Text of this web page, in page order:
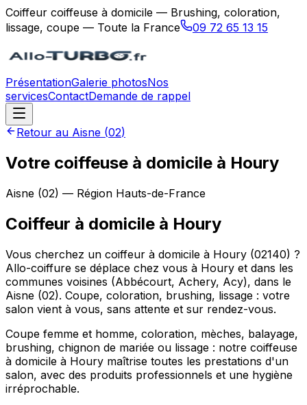
Coiffeur coiffeuse à domicile — Brushing, coloration,
lissage, coupe — Toute la France
09 72 65 13 15
PrésentationGalerie photosNos
servicesContactDemande de rappel
Retour au Aisne (02)
Votre coiffeuse à domicile à Houry
Aisne (02) — Région Hauts-de-France
Coiffeur à domicile à Houry
Vous cherchez un coiffeur à domicile à Houry (02140) ?
Allo-coiffure se déplace chez vous à Houry et dans les
communes voisines (Abbécourt, Achery, Acy), dans le
Aisne (02). Coupe, coloration, brushing, lissage : votre
salon vient à vous, sans attente et sur rendez-vous.
Coupe femme et homme, coloration, mèches, balayage,
brushing, chignon de mariée ou lissage : notre coiffeuse
à domicile à Houry maîtrise toutes les prestations d'un
salon, avec des produits professionnels et une hygiène
irréprochable.